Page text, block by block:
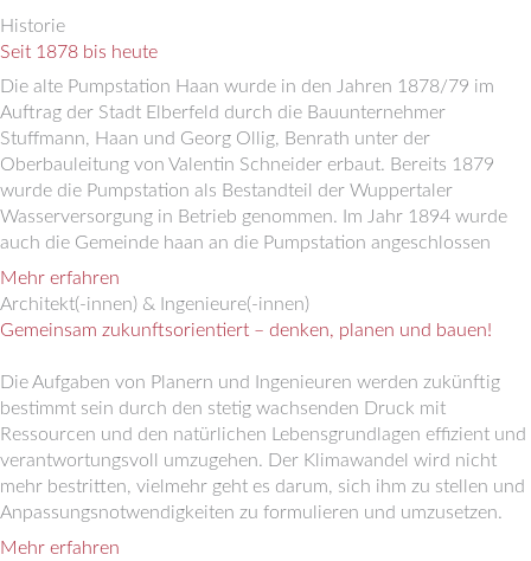
Historie
Seit 1878 bis heute
Die alte Pumpstation Haan wurde in den Jahren 1878/79 im
Auftrag der Stadt Elberfeld durch die Bauunternehmer
Stuffmann, Haan und Georg Ollig, Benrath unter der
Oberbauleitung von Valentin Schneider erbaut. Bereits 1879
wurde die Pumpstation als Bestandteil der Wuppertaler
Wasserversorgung in Betrieb genommen. Im Jahr 1894 wurde
auch die Gemeinde haan an die Pumpstation angeschlossen
Mehr erfahren
Architekt(-innen) & Ingenieure(-innen)
Gemeinsam zukunftsorientiert – denken, planen und bauen!
Die Aufgaben von Planern und Ingenieuren werden zukünftig
bestimmt sein durch den stetig wachsenden Druck mit
Ressourcen und den natürlichen Lebensgrundlagen effizient und
verantwortungsvoll umzugehen. Der Klimawandel wird nicht
mehr bestritten, vielmehr geht es darum, sich ihm zu stellen und
Anpassungsnotwendigkeiten zu formulieren und umzusetzen.
Mehr erfahren